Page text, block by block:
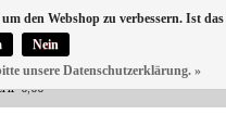
INT. VERSAND ÜBER
0,00
den Webshop zu verbessern. Ist das
Nein
unsere Datenschutzerklärung. »